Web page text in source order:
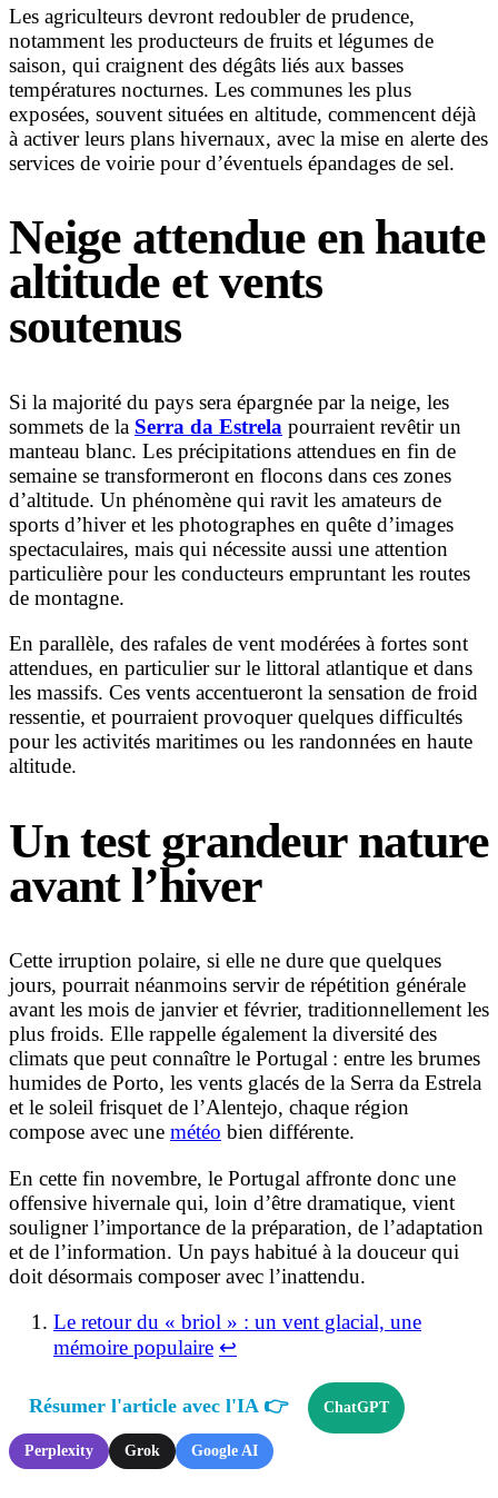
Les agriculteurs devront redoubler de prudence,
notamment les producteurs de fruits et légumes de
saison, qui craignent des dégâts liés aux basses
températures nocturnes. Les communes les plus
exposées, souvent situées en altitude, commencent déjà
à activer leurs plans hivernaux, avec la mise en alerte des
services de voirie pour d’éventuels épandages de sel.
Neige attendue en haute
altitude et vents
soutenus
Si la majorité du pays sera épargnée par la neige, les
sommets de la Serra da Estrela pourraient revêtir un
manteau blanc. Les précipitations attendues en fin de
semaine se transformeront en flocons dans ces zones
d’altitude. Un phénomène qui ravit les amateurs de
sports d’hiver et les photographes en quête d’images
spectaculaires, mais qui nécessite aussi une attention
particulière pour les conducteurs empruntant les routes
de montagne.
En parallèle, des rafales de vent modérées à fortes sont
attendues, en particulier sur le littoral atlantique et dans
les massifs. Ces vents accentueront la sensation de froid
ressentie, et pourraient provoquer quelques difficultés
pour les activités maritimes ou les randonnées en haute
altitude.
Un test grandeur nature
avant l’hiver
Cette irruption polaire, si elle ne dure que quelques
jours, pourrait néanmoins servir de répétition générale
avant les mois de janvier et février, traditionnellement les
plus froids. Elle rappelle également la diversité des
climats que peut connaître le Portugal : entre les brumes
humides de Porto, les vents glacés de la Serra da Estrela
et le soleil frisquet de l’Alentejo, chaque région
compose avec une météo bien différente.
En cette fin novembre, le Portugal affronte donc une
offensive hivernale qui, loin d’être dramatique, vient
souligner l’importance de la préparation, de l’adaptation
et de l’information. Un pays habitué à la douceur qui
doit désormais composer avec l’inattendu.
Le retour du « briol » : un vent glacial, une
mémoire populaire ↩︎
Résumer l'article avec l'IA 👉 ChatGPT
Perplexity Grok Google AI